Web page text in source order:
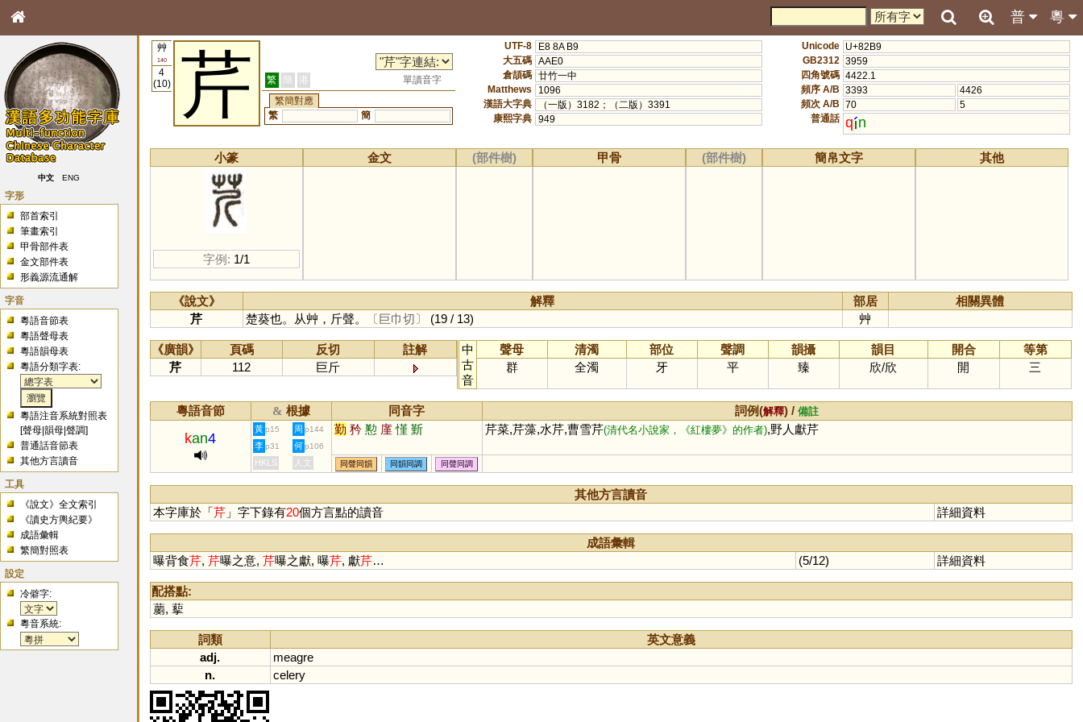
粵
普
中文 ENG
字形
部首索引
筆畫索引
甲骨部件表
金文部件表
形義源流通解
字音
粵語音節表
粵語聲母表
粵語韻母表
粵語分類字表:
粵語注音系統對照表
[聲母 |韻母 |聲調]
普通話音節表
其他方言讀音
工具
《說文》全文索引
《讀史方輿紀要》
成語彙輯
繁簡對照表
設定
冷僻字:
粵音系統:
艸
140
4
(10)
芹 繁 簡 港
單讀音字
繁簡對應
繁
簡
UTF-8
E8 8A B9
大五碼 AAE0
倉頡碼 廿竹一中
Matthews
1096
漢語大字典
（一版）3182；（二版）3391
康熙字典 949
Unicode U+82B9
GB2312 3959
四角號碼 4422.1
頻序 A/B 3393
4426
頻次 A/B 70
5
普通話 q n
小篆
字例: 1/1
金文 (部件樹) 甲骨 (部件樹) 簡帛文字 其他
《說文》 解釋 部居
相關異體
芹
楚葵也。从艸，斤聲。 〔巨巾切〕 (19 / 13) 艸
《廣韻》 頁碼 反切
註解
芹
112 巨斤
中
古
音
聲母 清濁 部位 聲調 韻攝 韻目 開合
等第
群
全濁 牙 平 臻 欣/欣 開 三
粵語音節 & 根據 同音字 詞例(解釋) /備註
kan4
黃 p15 周 p144 勤 矜 懃 廑 慬 斳 芹菜,芹藻,水芹,曹雪芹(清代名小說家，《紅樓夢》的作者),野人獻芹
李 p31 何 p106
HKLS 人文 同聲同韻 同韻同調 同聲同調
其他方言讀音
本字庫於「芹」字下錄有20個方言點的讀音 詳細資料
成語彙輯
曝背食芹, 芹曝之意, 芹曝之獻, 曝芹, 獻芹… (5/12) 詳細資料
配搭點:
蘮, 蒘
詞類
英文意義
adj.
meagre
n.
celery